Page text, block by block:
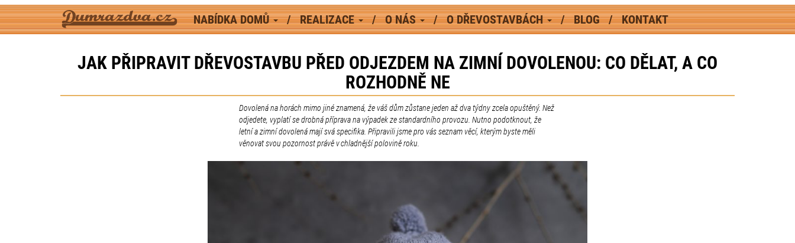
NABÍDKA DOMŮ REALIZACE O NÁS O DŘEVOSTAVBÁCH BLOG KONTAKT
JAK PŘIPRAVIT DŘEVOSTAVBU PŘED ODJEZDEM NA ZIMNÍ DOVOLENOU: CO DĚLAT, A CO
ROZHODNĚ NE
Dovolená na horách mimo jiné znamená, že váš dům zůstane jeden až dva týdny zcela opuštěný. Než
odjedete, vyplatí se drobná příprava na výpadek ze standardního provozu. Nutno podotknout, že
letní a zimní dovolená mají svá specifika. Připravili jsme pro vás seznam věcí, kterým byste měli
věnovat svou pozornost právě v chladnější polovině roku.